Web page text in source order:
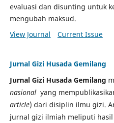
evaluasi dan disunting untuk
mengubah maksud.
View Journal
Current Issue
Jurnal Gizi Husada Gemilang
Jurnal Gizi Husada Gemilang
nasionalyang
article) dari disiplin ilmu gizi.
jurnal gizi ilmiah meliputi